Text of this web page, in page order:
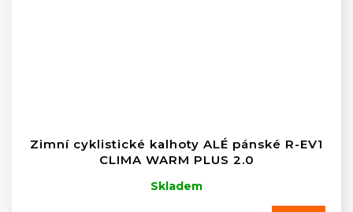
Zimní cyklistické kalhoty ALÉ pánské R-EV1
CLIMA WARM PLUS 2.0
Skladem